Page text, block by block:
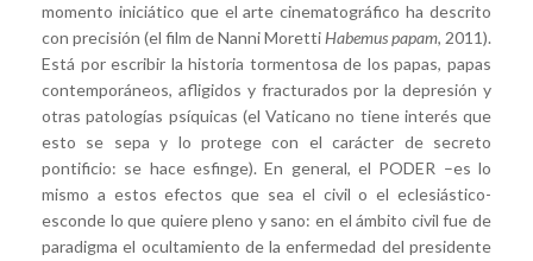
momento iniciático que el arte cinematográfico ha descrito
con precisión (el film de Nanni Moretti Habemus papam, 2011).
Está por escribir la historia tormentosa de los papas, papas
contemporáneos, afligidos y fracturados por la depresión y
otras patologías psíquicas (el Vaticano no tiene interés que
esto se sepa y lo protege con el carácter de secreto
pontificio: se hace esfinge). En general, el PODER –es lo
mismo a estos efectos que sea el civil o el eclesiástico-
esconde lo que quiere pleno y sano: en el ámbito civil fue de
paradigma el ocultamiento de la enfermedad del presidente